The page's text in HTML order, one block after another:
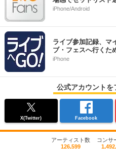
iPhone/Android
ライブ参加記録、マ
ブ・フェスへ行くた
iPhone
公式アカウントを
X(Twitter) Facebook
アーティスト数
126,599
コンサ